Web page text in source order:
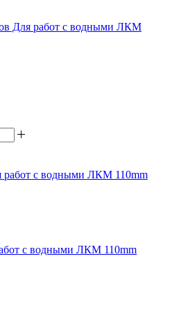
Для работ с водными ЛКМ
с водными ЛКМ 110mm